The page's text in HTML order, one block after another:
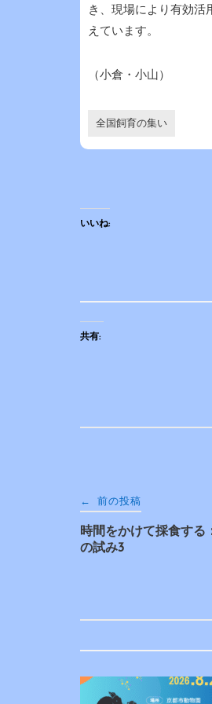
き、現場により有効活
えています。
（小倉・小山）
全国飼育の集い
いいね:
共有:
投
稿
ビ
← 前の投稿
時間をかけて採食する
の試み3